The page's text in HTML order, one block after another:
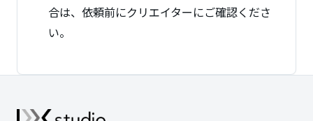
合は、依頼前にクリエイターにご確認くださ
い。